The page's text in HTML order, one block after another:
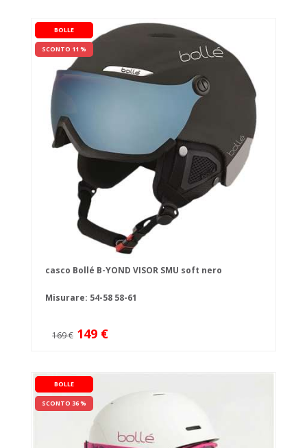
BOLLE
SCONTO 11 %
casco Bollé B-YOND VISOR SMU soft nero
Misurare: 54-58 58-61
169 € 149 €
BOLLE
SCONTO 36 %